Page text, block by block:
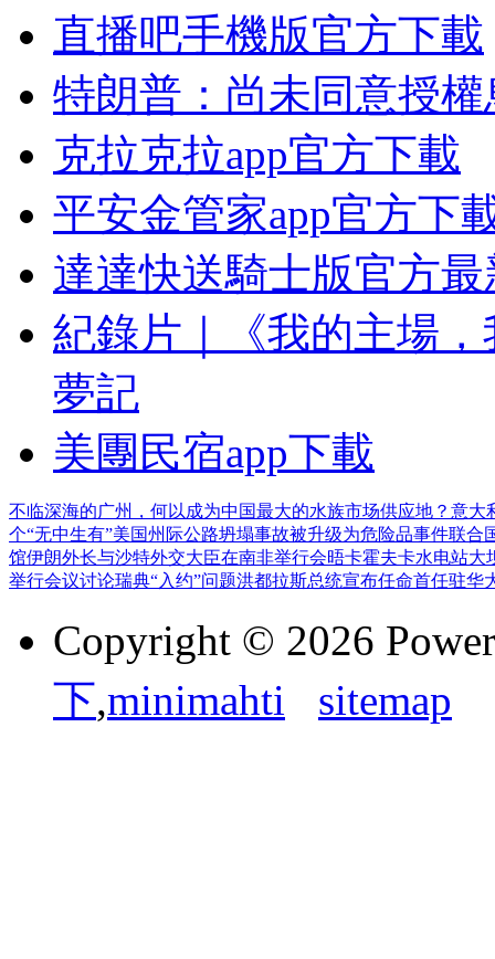
直播吧手機版官方下載
特朗普：尚未同意授
克拉克拉app官方下載
平安金管家app官方下
達達快送騎士版官方
紀錄片｜《我的主場
夢記
美團民宿app下載
不临深海的广州，何以成为中国最大的水族市场供应地？ 意大
个“无中生有”美国州际公路坍塌事故被升级为危险品事件联合
馆伊朗外长与沙特外交大臣在南非举行会晤卡霍夫卡水电站大
举行会议讨论瑞典“入约”问题洪都拉斯总统宣布任命首任驻华
Copyright © 2026
下,minimahti sitemap